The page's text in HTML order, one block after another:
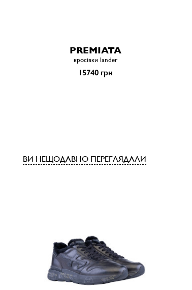
PREMIATA
кросівки lander
15740 грн
ВИ НЕЩОДАВНО ПЕРЕГЛЯДАЛИ